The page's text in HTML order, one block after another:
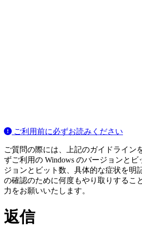
ご利用前に必ずお読みください
ご質問の際には、上記のガイドライン
ずご利用の Windows のバージョンとビ
ジョンとビット数、具体的な症状を明
の確認のために何度もやり取りするこ
力をお願いいたします。
返信